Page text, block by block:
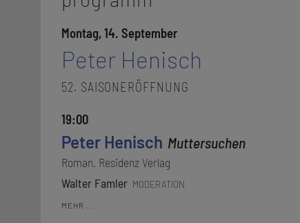
Montag, 14. September
Peter Henisch
52. SAISONERÖFFNUNG
19:00
Peter Henisch Muttersuchen
Roman. Residenz Verlag
Walter Famler MODERATION
MEHR ...